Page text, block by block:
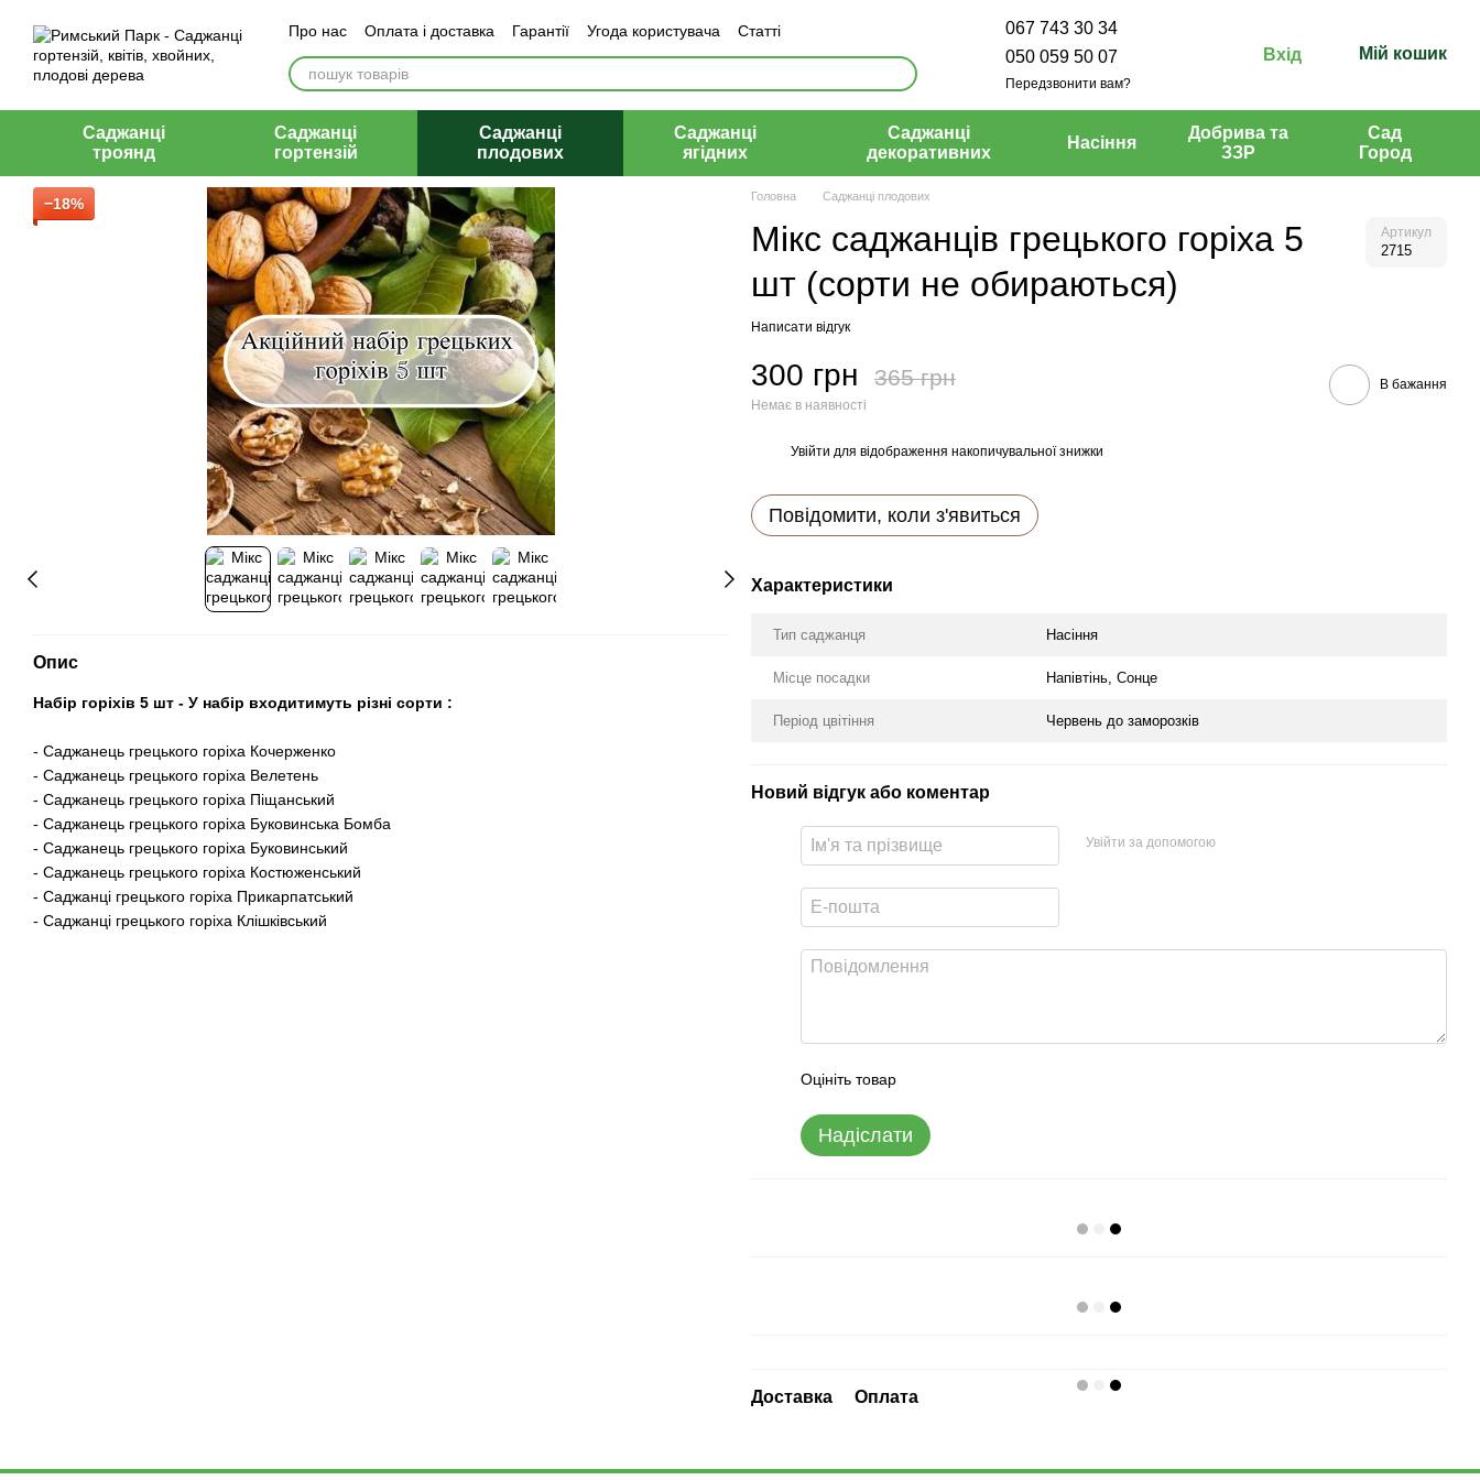
Про нас Оплата і доставка Гарантії Угода користувача
Статті
Відгуки
Контакти
067 743 30 34
050 059 50 07
Передзвонити вам?
Вхід Мій кошик
Саджанці
троянд
Саджанці
гортензій
Саджанці
плодових
Саджанці
ягідних
Саджанці
декоративних
Насіння
Добрива та
ЗЗР
Сад
Город
−18%
Опис
Набір горіхів 5 шт - У набір входитимуть різні сорти :
- Саджанець грецького горіха Кочерженко
- Саджанець грецького горіха Велетень
- Саджанець грецького горіха Піщанський
- Саджанець грецького горіха Буковинська Бомба
- Саджанець грецького горіха Буковинський
- Саджанець грецького горіха Костюженський
- Саджанці грецького горіха Прикарпатський
- Саджанці грецького горіха Клішківський
Головна Саджанці плодових
Мікс саджанців грецького горіха 5
шт (сорти не обираються)
Артикул
2715
Написати відгук
300 грн 365 грн
Немає в наявності
В бажання
Увійти для відображення накопичувальної знижки
Повідомити, коли з'явиться
Характеристики
Тип саджанця Насіння
Місце посадки Напівтінь, Сонце
Період цвітіння Червень до заморозків
Новий відгук або коментар
Увійти за допомогою
Оцініть товар
Надіслати
Доставка Оплата